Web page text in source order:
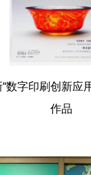
数字印刷创新应
作品